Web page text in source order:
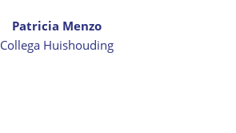
Patricia Menzo
Collega Huishouding